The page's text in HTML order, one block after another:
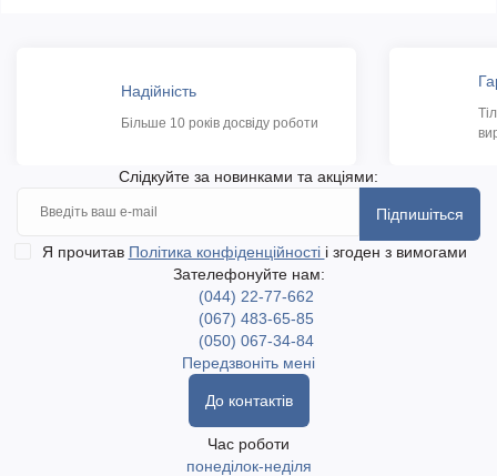
Надійність
Більше 10 років досвіду роботи
Слідкуйте за новинками та акціями:
Підпишіться
Я прочитав Політика конфіденційності і згоден з вимогами
Зателефонуйте нам:
(044) 22-77-662
(067) 483-65-85
(050) 067-34-84
Передзвоніть мені
До контактів
Час роботи
понеділок-неділя